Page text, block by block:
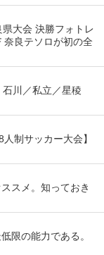
県大会 決勝フォトレ
奈良テソロが初の全
石川／私立／星稜
制サッカー大会】
スメ。知っておき
限の能力である。